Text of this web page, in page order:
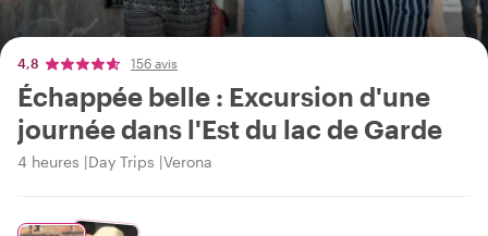
4,8 156 avis
Échappée belle : Excursion d'une
journée dans l'Est du lac de Garde
4 heures Day Trips Verona